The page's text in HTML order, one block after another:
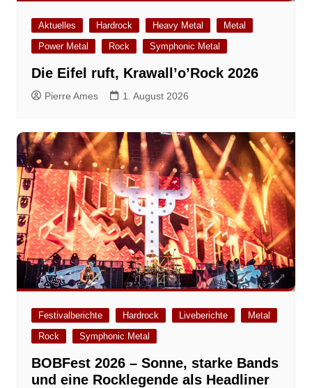
Aktuelles Hardrock Heavy Metal
Metal
Power Metal
Rock Symphonic Metal
Die Eifel ruft, Krawall’o’Rock 2026
Pierre Ames 1. August 2026
Festivalberichte Hardrock Liveberichte
Metal
Rock
Symphonic Metal
BOBFest 2026 – Sonne, starke Bands
und eine Rocklegende als Headliner